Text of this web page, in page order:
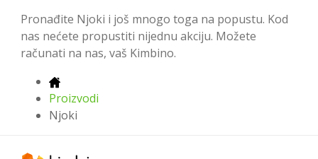
Pronađite Njoki i još mnogo toga na popustu. Kod
nas nećete propustiti nijednu akciju. Možete
računati na nas, vaš Kimbino.
Proizvodi
Njoki